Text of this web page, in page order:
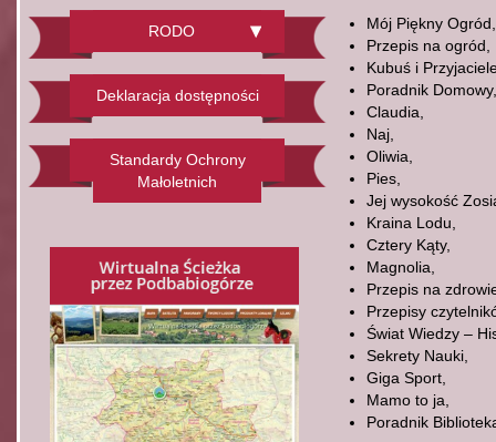
RODO
Deklaracja dostępności
Standardy Ochrony
Małoletnich
Mój Piękny Ogród,
Przepis na ogród,
Kubuś i
Poradnik Domowy,
Claudia,
Naj,
Oliwia,
Pies,
Jej wysokość
Kraina Lodu,
Cztery Kąty,
Magnolia,
Przepis na
Przepisy
Świat Wiedzy –
Sekrety Nauki,
Giga Sport,
Mamo to ja,
Poradnik